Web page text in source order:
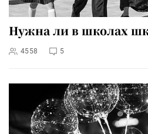
Нужна ли в школах
4558 5